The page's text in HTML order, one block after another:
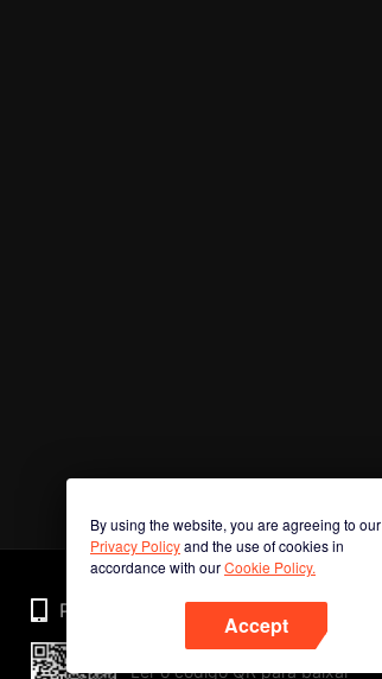
By using the website, you are agreeing to our
Privacy Policyand the use of cookies in
accordance with ourCookie Policy.
Accept
Phone
Ler o código QR para baixar